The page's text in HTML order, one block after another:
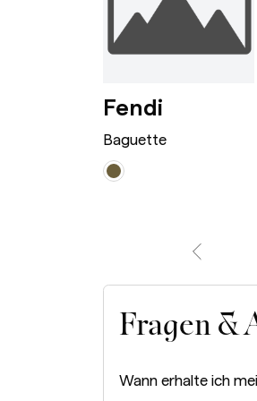
Caramel
Dionysus Bag Mini
Fendi
Baguette
Fragen &
Wann erhalte ich